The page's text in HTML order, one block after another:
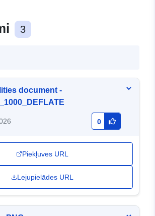
3
document -
0
Piekļuves URL
Lejupielādes URL